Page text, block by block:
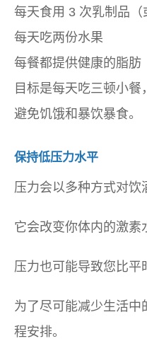
每天食用 3 次乳制品（
每天吃两份水果
每餐都提供健康的脂肪
目标是每天吃三顿小
避免饥饿和暴饮暴食。
保持低压力水平
压力会以多种方式对饮
它会改变你体内的激素
压力也可能导致您比平
为了尽可能减少生活中
程安排。